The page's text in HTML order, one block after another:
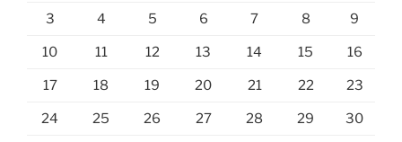
3 4 5 6 7 8 9
10 11 12 13 14 15 16
17 18 19 20 21 22 23
24 25 26 27 28 29 30